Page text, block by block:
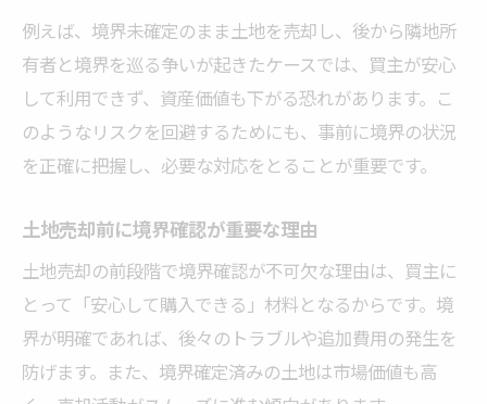
境界確認なくても不動産売却は可能？
境界未確定時の売却可否と法律上の扱い
売買成立に必要な条件や書類の確認
専門業者を利用するメリットと選び方
土地の境界確定が必要な理由と手順
不動産売却で境界確定が求められる理由
境界確定の基本的な手続きと流れ
筆界特定制度の概要と活用方法
土地家屋調査士へ依頼する際の注意
例えば、境界未確定のまま土地を売却し、後から隣地所
有者と境界を巡る争いが起きたケースでは、買主が安心
して利用できず、資産価値も下がる恐れがあります。こ
のようなリスクを回避するためにも、事前に境界の状況
を正確に把握し、必要な対応をとることが重要です。
土地売却前に境界確認が重要な理由
土地売却の前段階で境界確認が不可欠な理由は、買主に
とって「安心して購入できる」材料となるからです。境
界が明確であれば、後々のトラブルや追加費用の発生を
防げます。また、境界確定済みの土地は市場価値も高